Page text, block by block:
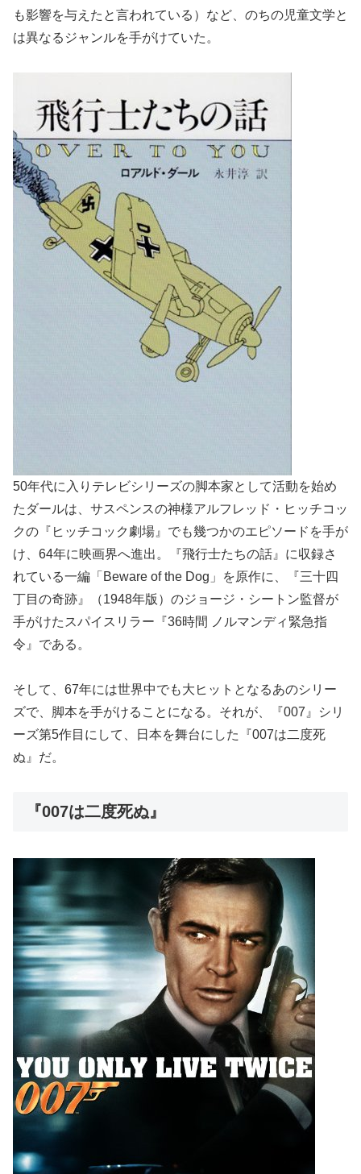
も影響を与えたと言われている）など、のちの児童文学と
は異なるジャンルを手がけていた。
50年代に入りテレビシリーズの脚本家として活動を始め
たダールは、サスペンスの神様アルフレッド・ヒッチコッ
クの『ヒッチコック劇場』でも幾つかのエピソードを手が
け、64年に映画界へ進出。『飛行士たちの話』に収録さ
れている一編「Beware of the Dog」を原作に、『三十四
丁目の奇跡』（1948年版）のジョージ・シートン監督が
手がけたスパイスリラー『36時間 ノルマンディ緊急指
令』である。
そして、67年には世界中でも大ヒットとなるあのシリー
ズで、脚本を手がけることになる。それが、『007』シリ
ーズ第5作目にして、日本を舞台にした『007は二度死
ぬ』だ。
『007は二度死ぬ』